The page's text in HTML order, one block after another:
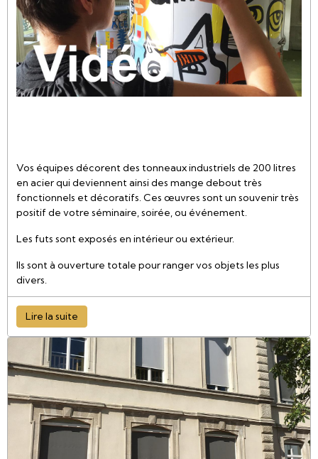
Vos équipes décorent des tonneaux industriels de 200 litres
en acier qui deviennent ainsi des mange debout très
fonctionnels et décoratifs. Ces œuvres sont un souvenir très
positif de votre séminaire, soirée, ou événement.
Les futs sont exposés en intérieur ou extérieur.
Ils sont à ouverture totale pour ranger vos objets les plus
divers.
Lire la suite